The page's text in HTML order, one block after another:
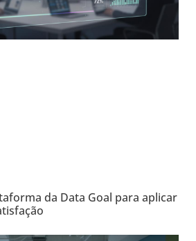
da Data Goal para aplicar